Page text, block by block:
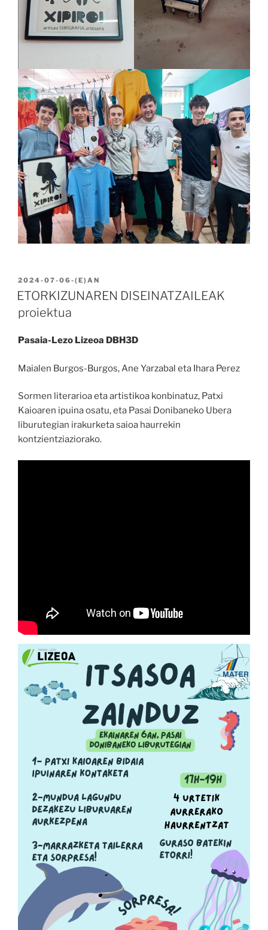
2024-07-06-(E)AN
ETORKIZUNAREN DISEINATZAILEAK
proiektua
Pasaia-Lezo Lizeoa DBH3D
Maialen Burgos-Burgos, Ane Yarzabal eta Ihara Perez
Sormen literarioa eta artistikoa konbinatuz, Patxi
Kaioaren ipuina osatu, eta Pasai Donibaneko Ubera
liburutegian irakurketa saioa haurrekin
kontzientziaziorako.